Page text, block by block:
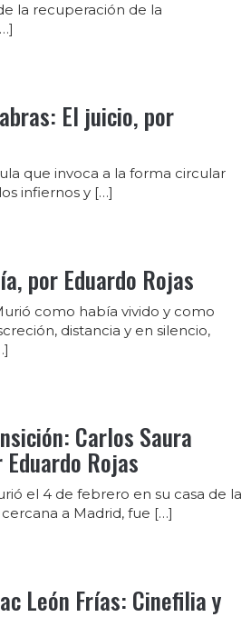
la recuperación de la
El juicio, por
que invoca a la forma circular
infiernos y […]
por Eduardo Rojas
como había vivido y como
distancia y en silencio,
Carlos Saura
Rojas
el 4 de febrero en su casa de la
a Madrid, fue […]
León Frías: Cinefilia y